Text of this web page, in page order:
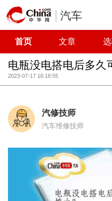
汽车
首页 文章
电瓶没电搭电后多久
2023-07-17 16:18:55
汽修技师
汽车维修技师